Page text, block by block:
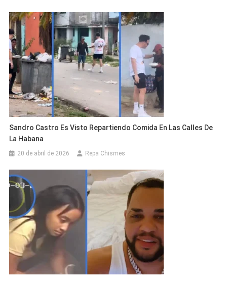
Sandro Castro Es Visto Repartiendo Comida En Las Calles De
La Habana
20 de abril de 2026 Repa Chismes